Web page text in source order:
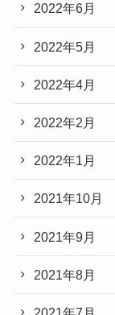
2022年6月
2022年5月
2022年4月
2022年2月
2022年1月
2021年10月
2021年9月
2021年8月